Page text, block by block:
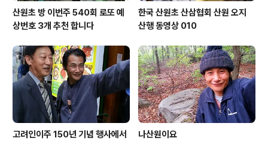
산원초 방 이번주 540회 로또 예
상번호 3개 추천 합니다
한국 산원초 산삼협회 산원 오지
산행 동영상 010
고려인이주 150년 기념 행사에서
나산원이요